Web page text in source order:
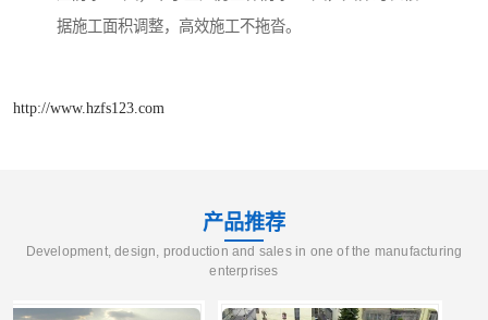
据施工面积调整，高效施工不拖沓。
http://www.hzfs123.com
产品推荐
Development, design, production and sales in one of the manufacturing
enterprises